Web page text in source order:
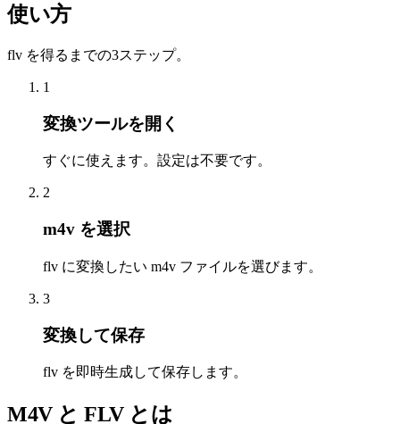
使い方
flv を得るまでの3ステップ。
1
変換ツールを開く
すぐに使えます。設定は不要です。
2
m4v を選択
flv に変換したい m4v ファイルを選びます。
3
変換して保存
flv を即時生成して保存します。
M4V と FLV とは